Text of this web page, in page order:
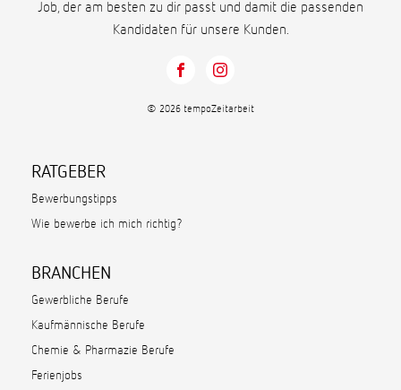
Job, der am besten zu dir passt und damit die passenden
Kandidaten für unsere Kunden.
© 2026 tempoZeitarbeit
RATGEBER
Bewerbungstipps
Wie bewerbe ich mich richtig?
BRANCHEN
Gewerbliche Berufe
Kaufmännische Berufe
Chemie & Pharmazie Berufe
Ferienjobs